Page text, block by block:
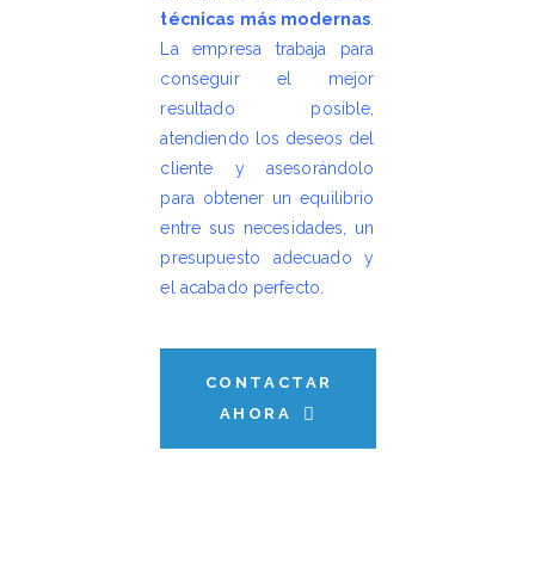
técnicas más modernas
La empresa trabaja para
conseguir el mejor
resultado posible,
atendiendo los deseos del
cliente y asesorándolo
para obtener un equilibrio
entre sus necesidades, un
presupuesto adecuado y
el acabado perfecto.
CONTACTAR
AHORA